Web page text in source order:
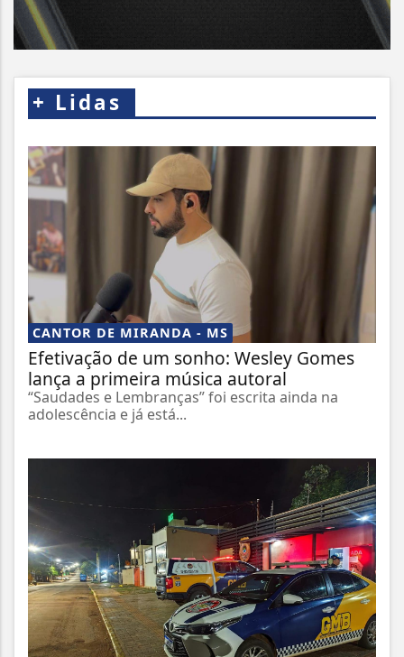
+ Lidas
CANTOR DE MIRANDA - MS
Efetivação de um sonho: Wesley Gomes
lança a primeira música autoral
“Saudades e Lembranças” foi escrita ainda na
adolescência e já está...